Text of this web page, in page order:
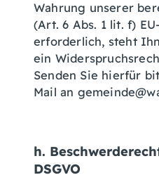
Wahrung unserer
(Art. 6 Abs. 1 lit. f)
erforderlich, steht
ein
Senden Sie hierfür
Mail an
h.
DSGVO